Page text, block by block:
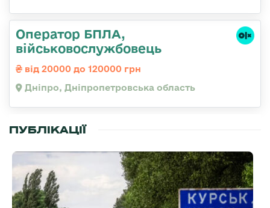
Оператор БПЛА,
військовослужбовець
від 20000 до 120000 грн
Дніпро, Дніпропетровська область
ПУБЛІКАЦІЇ